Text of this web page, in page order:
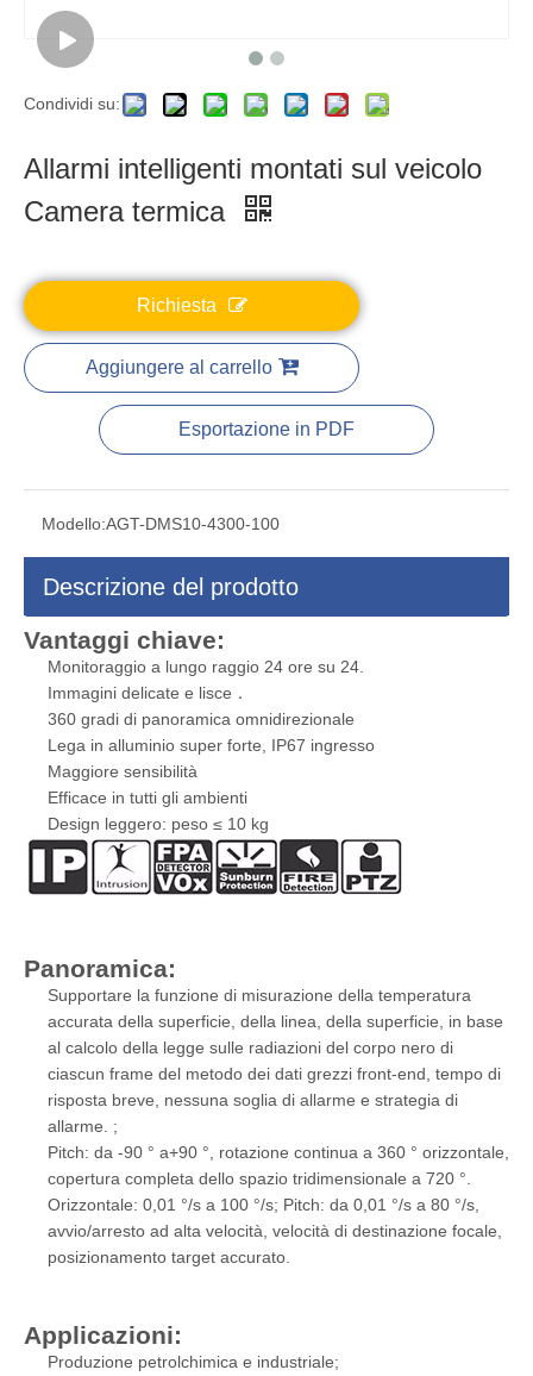
Condividi su:
Allarmi intelligenti montati sul veicolo
Camera termica
Richiesta
Aggiungere al carrello
Esportazione in PDF
Modello:AGT-DMS10-4300-100
Descrizione del prodotto
Vantaggi chiave:
Monitoraggio a lungo raggio 24 ore su 24.
Immagini delicate e lisce．
360 gradi di panoramica omnidirezionale
Lega in alluminio super forte, IP67 ingresso
Maggiore sensibilità
Efficace in tutti gli ambienti
Design leggero: peso ≤ 10 kg
Panoramica:
Supportare la funzione di misurazione della temperatura
accurata della superficie, della linea, della superficie, in base
al calcolo della legge sulle radiazioni del corpo nero di
ciascun frame del metodo dei dati grezzi front-end, tempo di
risposta breve, nessuna soglia di allarme e strategia di
allarme. ;
Pitch: da -90 ° a+90 °, rotazione continua a 360 ° orizzontale,
copertura completa dello spazio tridimensionale a 720 °.
Orizzontale: 0,01 °/s a 100 °/s; Pitch: da 0,01 °/s a 80 °/s,
avvio/arresto ad alta velocità, velocità di destinazione focale,
posizionamento target accurato.
Applicazioni:
Produzione petrolchimica e industriale;